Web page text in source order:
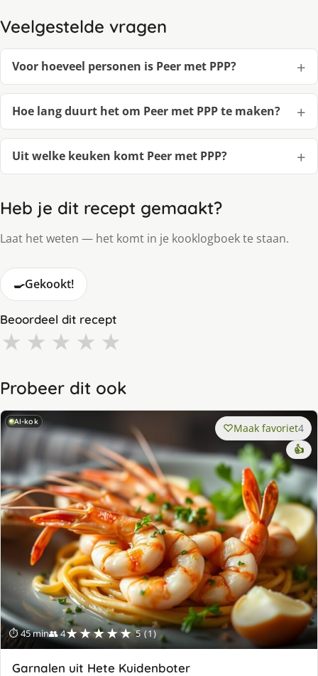
Veelgestelde vragen
Voor hoeveel personen is Peer met PPP?
Hoe lang duurt het om Peer met PPP te maken?
Uit welke keuken komt Peer met PPP?
Heb je dit recept gemaakt?
Laat het weten — het komt in je kooklogboek te staan.
🍳Gekookt!
Beoordeel dit recept
★ ★ ★ ★ ★
Probeer dit ook
AI-kok
⏱ 45 min👥 4★★★★★ 5 (1)
Maak favoriet4
👍
Garnalen uit Hete Kuidenboter